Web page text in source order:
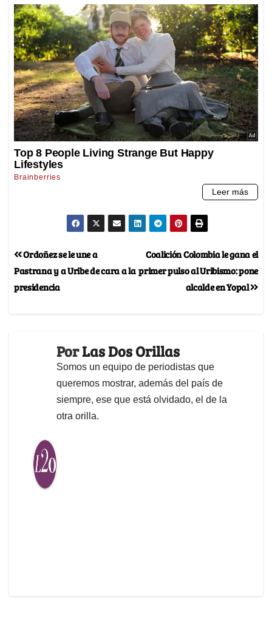
Coalición Colombia le gana el
primer pulso al Uribismo: pone
alcalde en Yopal
Ordoñez se le une a
Pastrana y a Uribe de cara a la
presidencia
PorLas Dos Orillas
Somos un equipo de periodistas que
queremos mostrar, además del país de
siempre, ese que está olvidado, el de la
otra orilla.